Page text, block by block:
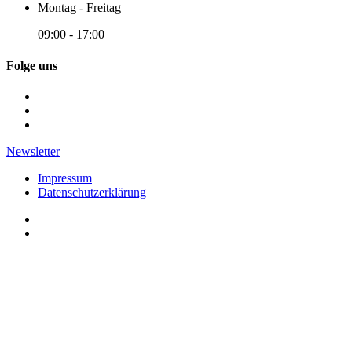
Montag - Freitag
09:00 - 17:00
Folge uns
Newsletter
Impressum
Datenschutzerklärung